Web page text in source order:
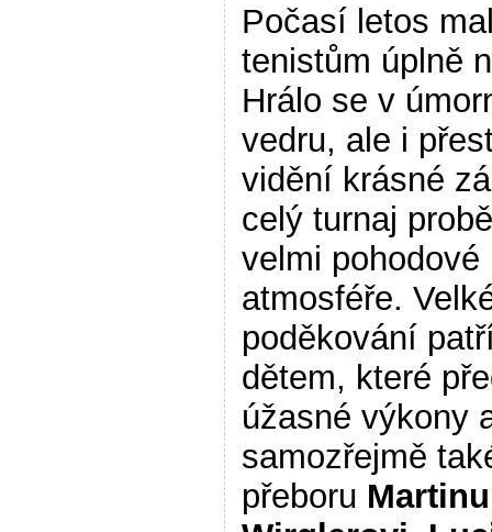
Počasí letos
tenistům úplně
Hrálo se v
vedru, ale i
vidění krásné
celý turnaj
velmi pohodové
atmosféře.
poděkování
dětem, které
úžasné výkony
samozřejmě
přeboru Martinu